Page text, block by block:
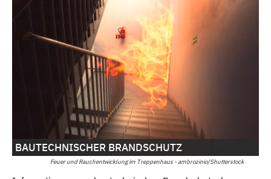
Feuer und Rauchentwicklung im Treppenhaus - ambrozinio/Shutterstock
BAUTECHNISCHER BRANDSCHUTZ